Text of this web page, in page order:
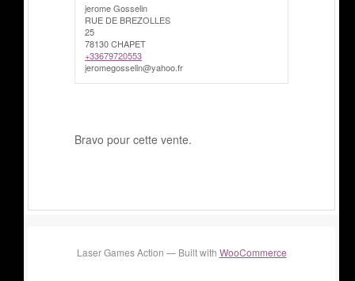
jerome Gosselin
RUE DE BREZOLLES
25
78130 CHAPET
+33679720553
jeromegosselin@yahoo.fr
Bravo pour cette vente.
Laser Games Action — Built with WooCommerce